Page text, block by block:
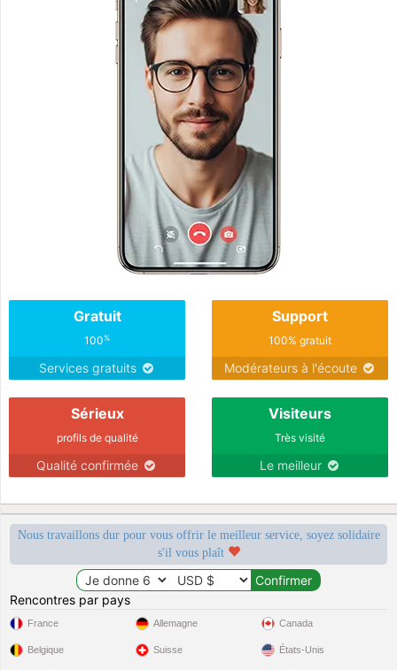
Gratuit
100%
Services gratuits
Support
100% gratuit
Modérateurs à l'écoute
Sérieux
profils de qualité
Qualité confirmée
Visiteurs
Très visité
Le meilleur
Nous travaillons dur pour vous offrir le meilleur service, soyez solidaire
s'il vous plaît
Rencontres par pays
France
Belgique
Allemagne
Suisse
Canada
États-Unis